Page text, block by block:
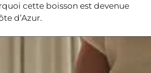
cette boisson est devenue
d’Azur.